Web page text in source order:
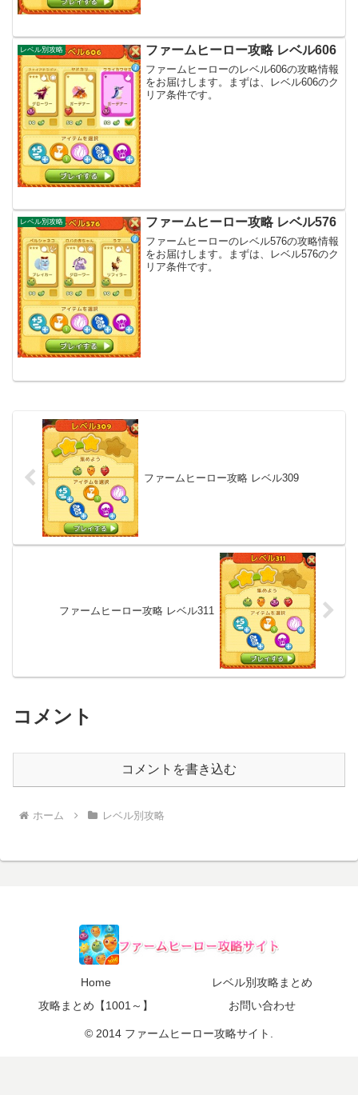
レベル別攻略 ファームヒーロー攻略 レベル606
ファームヒーローのレベル606の攻略情報
をお届けします。まずは、レベル606のク
リア条件です。
レベル別攻略 ファームヒーロー攻略 レベル576
ファームヒーローのレベル576の攻略情報
をお届けします。まずは、レベル576のク
リア条件です。
ファームヒーロー攻略 レベル309
ファームヒーロー攻略 レベル311
コメント
コメントを書き込む
ホーム レベル別攻略
Home
レベル別攻略まとめ
攻略まとめ【1001～】
お問い合わせ
© 2014 ファームヒーロー攻略サイト.